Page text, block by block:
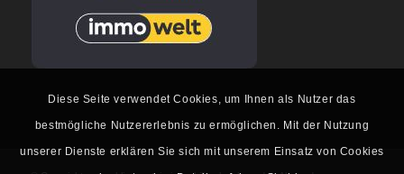
Diese Seite verwendet Cookies, um Ihnen als Nutzer das
bestmögliche Nutzererlebnis zu ermöglichen. Mit der Nutzung
unserer Dienste erklären Sie sich mit unserem Einsatz von Cookies